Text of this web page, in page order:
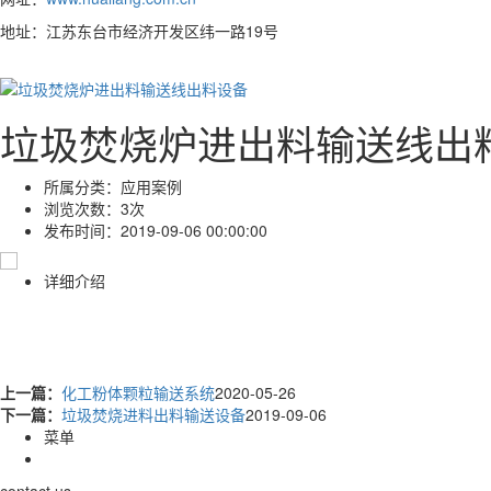
地址：江苏东台市经济开发区纬一路19号
垃圾焚烧炉进出料输送线出
所属分类： 应用案例
浏览次数： 3次
发布时间： 2019-09-06 00:00:00
详细介绍
上一篇： 化工粉体颗粒输送系统2020-05-26
下一篇： 垃圾焚烧进料出料输送设备2019-09-06
菜单